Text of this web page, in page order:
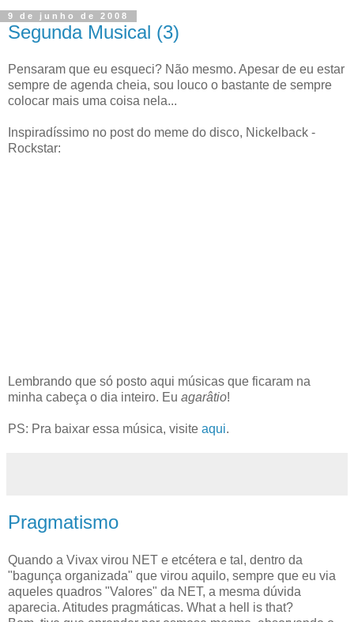
9 de junho de 2008
Segunda Musical (3)
Pensaram que eu esqueci? Não mesmo. Apesar de eu estar
sempre de agenda cheia, sou louco o bastante de sempre
colocar mais uma coisa nela...
Inspiradíssimo no post do meme do disco, Nickelback -
Rockstar:
Lembrando que só posto aqui músicas que ficaram na
minha cabeça o dia inteiro. Eu agarâtio!
PS: Pra baixar essa música, visite aqui.
Pragmatismo
Quando a Vivax virou NET e etcétera e tal, dentro da
"bagunça organizada" que virou aquilo, sempre que eu via
aqueles quadros "Valores" da NET, a mesma dúvida
aparecia. Atitudes pragmáticas. What a hell is that?